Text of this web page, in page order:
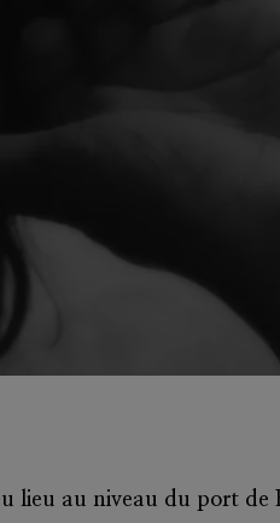
lieu au niveau du port